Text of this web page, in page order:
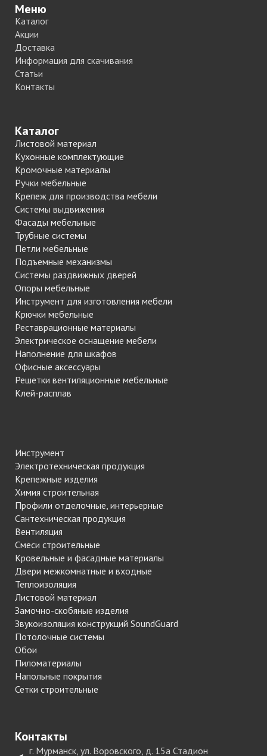
Меню
Каталог
Акции
Доставка
Информация для скачивания
Статьи
Контакты
Каталог
Листовой материал
Кухонные комплектующие
Кромочные материалы
Ручки мебельные
Крепеж для производства мебели
Системы выдвижения
Фасады мебельные
Трубные системы
Петли мебельные
Подъемные механизмы
Системы раздвижных дверей
Опоры мебельные
Инструмент для изготовления мебели
Крючки мебельные
Реставрационные материалы
Электрическое оснащение мебели
Наполнение для шкафов
Офисные аксессуары
Решетки вентиляционные мебельные
Клей-расплав
Инструмент
Электротехническая продукция
Крепежные изделия
Химия строительная
Профили отделочные, интерьерные
Сантехническая продукция
Вентиляция
Смеси строительные
Кровельные и фасадные материалы
Двери межкомнатные и входные
Теплоизоляция
Листовой материал
Замочно-скобяные изделия
Звукоизоляция конструкций SoundGuard
Потолочные системы
Обои
Пиломатериалы
Напольные покрытия
Сетки строительные
Контакты
г. Мурманск, ул. Воровского, д. 15а Стадион